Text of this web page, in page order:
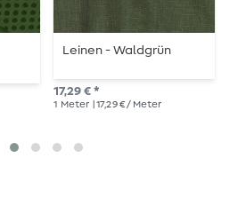
Leinen - Waldgrün
17,29 € *
1 Meter | 17,29 € / Meter